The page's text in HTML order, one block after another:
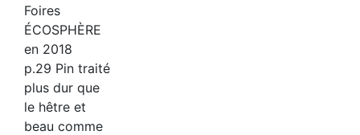
Foires
ÉCOSPHÈRE
en 2018
p.29 Pin traité
plus dur que
le hêtre et
beau comme